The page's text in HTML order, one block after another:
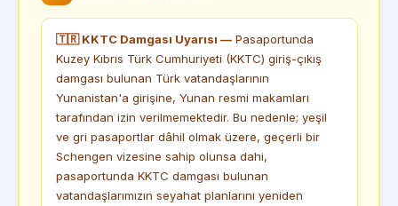
🇹🇷 KKTC Damgası Uyarısı —Pasaportunda
Kuzey Kıbrıs Türk Cumhuriyeti (KKTC) giriş-çıkış
damgası bulunan Türk vatandaşlarının
Yunanistan'a girişine, Yunan resmi makamları
tarafından izin verilmemektedir. Bu nedenle; yeşil
ve gri pasaportlar dâhil olmak üzere, geçerli bir
Schengen vizesine sahip olunsa dahi,
pasaportunda KKTC damgası bulunan
vatandaşlarımızın seyahat planlarını yeniden